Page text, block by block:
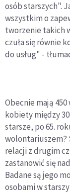
osób starszych".
wszystkim o
tworzenie takich
czuła się równie
do usług" -
Obecnie mają
kobiety między
starsze, po 65.
wolontariuszem?
relacji z drugim
zastanowić się
Badane są jego
osobami w